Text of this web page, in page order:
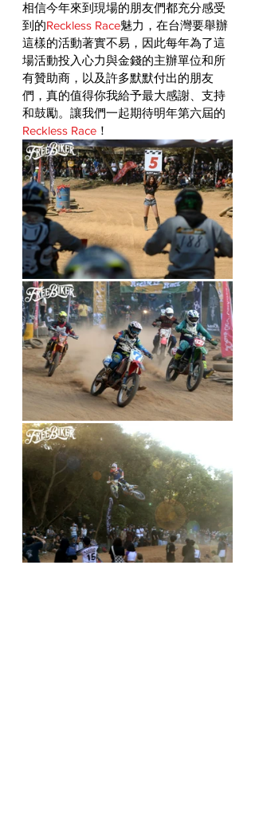
相信今年來到現場的朋友們都充分感受
到的Reckless Race魅力，在台灣要舉辦
這樣的活動著實不易，因此每年為了這
場活動投入心力與金錢的主辦單位和所
有贊助商，以及許多默默付出的朋友
們，真的值得你我給予最大感謝、支持
和鼓勵。讓我們一起期待明年第六屆的
Reckless Race ！